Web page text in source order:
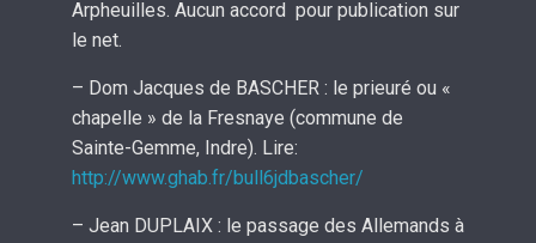
Arpheuilles. Aucun accord pour publication sur
le net.
– Dom Jacques de BASCHER : le prieuré ou «
chapelle » de la Fresnaye (commune de
Sainte-Gemme, Indre). Lire:
http://www.ghab.fr/bull6jdbascher/
– Jean DUPLAIX : le passage des Allemands à